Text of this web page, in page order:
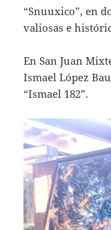
“Snuuxico”, en
valiosas e
En San Juan
Ismael López
“Ismael 182”.